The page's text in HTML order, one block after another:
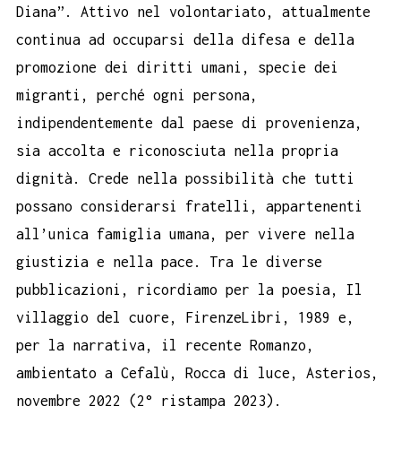
Diana”. Attivo nel volontariato, attualmente
continua ad occuparsi della difesa e della
promozione dei diritti umani, specie dei
migranti, perché ogni persona,
indipendentemente dal paese di provenienza,
sia accolta e riconosciuta nella propria
dignità. Crede nella possibilità che tutti
possano considerarsi fratelli, appartenenti
all’unica famiglia umana, per vivere nella
giustizia e nella pace. Tra le diverse
pubblicazioni, ricordiamo per la poesia, Il
villaggio del cuore, FirenzeLibri, 1989 e,
per la narrativa, il recente Romanzo,
ambientato a Cefalù, Rocca di luce, Asterios,
novembre 2022 (2° ristampa 2023).